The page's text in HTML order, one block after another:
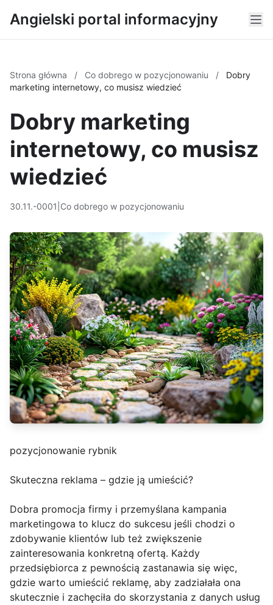
Angielski portal informacyjny
Strona główna / Co dobrego w pozycjonowaniu /
Dobry
marketing internetowy, co musisz wiedzieć
Dobry marketing
internetowy, co musisz
wiedzieć
30.11.-0001 Co dobrego w pozycjonowaniu
pozycjonowanie rybnik
Skuteczna reklama – gdzie ją umieścić?
Dobra promocja firmy i przemyślana kampania
marketingowa to klucz do sukcesu jeśli chodzi o
zdobywanie klientów lub też zwiększenie
zainteresowania konkretną ofertą. Każdy
przedsiębiorca z pewnością zastanawia się więc,
gdzie warto umieścić reklamę, aby zadziałała ona
skutecznie i zachęciła do skorzystania z danych usług